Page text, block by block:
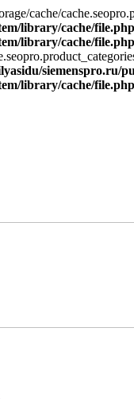
cache/
library/cache/file.php
library/cache/file.php
siemenspro.ru/
library/cache/file.php